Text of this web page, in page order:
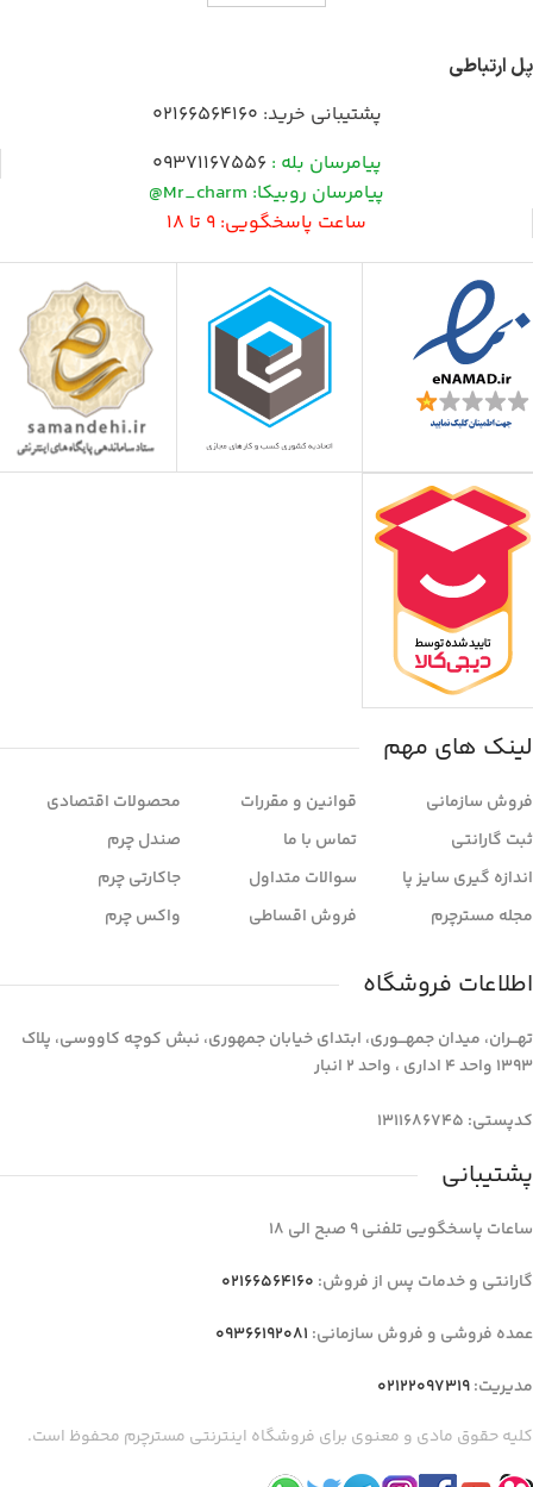
پل ارتباطی
پشتیبانی خرید: 02166564160
پیامرسان بله : 09371167556
پیامرسان روبیکا: Mr_charm@
ساعت پاسخگویی: 9 تا 18
لینک های مهم
فروش سازمانی
ثبت گارانتی
اندازه گیری سایز پا
مجله مسترچرم
قوانین و مقررات
تماس با ما
سوالات متداول
فروش اقساطی
محصولات اقتصادی
صندل چرم
جاکارتی چرم
واکس چرم
اطلاعات فروشگاه
تهـــران، میدان جمهـــوری، ابتدای خیابان جمهوری، نبش کوچه کاووسی، پلاک
1393 واحد 4 اداری ، واحد 2 انبار
کدپستی: 1311686745
پشتیبانی
ساعات پاسخگویی تلفنی 9 صبح الی 18
گارانتی و خدمات پس از فروش: 02166564160
عمده فروشی و فروش سازمانی: 09366192081
مدیریت:02122097319
کلیه حقوق مادی و معنوی برای فروشگاه اینترنتی مسترچرم محفوظ است.